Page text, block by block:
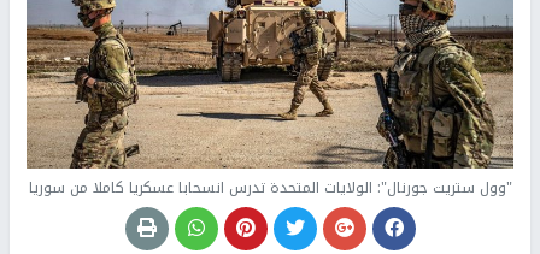
"وول ستريت جورنال": الولايات المتحدة تدرس انسحابا عسكريا كاملا من سوريا